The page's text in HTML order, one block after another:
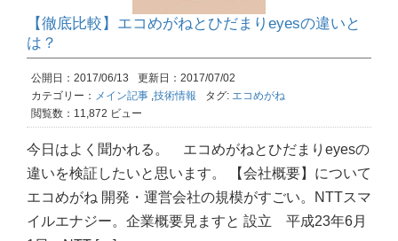
【徹底比較】エコめがねとひだまりeyesの違いと
は？
公開日：2017/06/13
更新日：2017/07/02
カテゴリー： メイン記事 技術情報 タグ: エコめがね
閲覧数：11,872 ビュー
今日はよく聞かれる。 エコめがねとひだまりeyesの
違いを検証したいと思います。 【会社概要】について
エコめがね 開発・運営会社の規模がすごい。NTTスマ
イルエナジー。企業概要見ますと 設立 平成23年6月